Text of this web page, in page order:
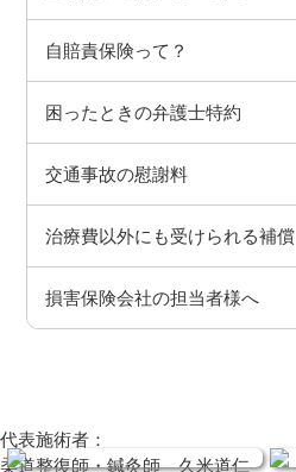
自賠責保険って？
困ったときの弁護士特約
交通事故の慰謝料
治療費以外にも受けられる補償
損害保険会社の担当者様へ
代表施術者：
柔道整復師・鍼灸師 久米道仁